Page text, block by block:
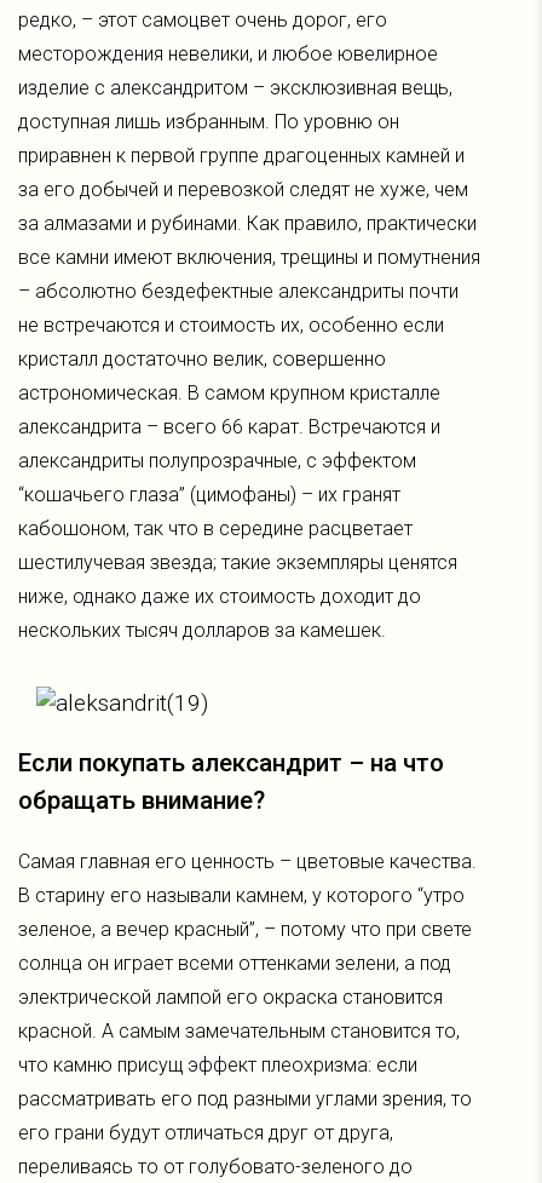
редко, – этот самоцвет очень дорог, его
месторождения невелики, и любое ювелирное
изделие с александритом – эксклюзивная вещь,
доступная лишь избранным. По уровню он
приравнен к первой группе драгоценных камней и
за его добычей и перевозкой следят не хуже, чем
за алмазами и рубинами. Как правило, практически
все камни имеют включения, трещины и помутнения
– абсолютно бездефектные александриты почти
не встречаются и стоимость их, особенно если
кристалл достаточно велик, совершенно
астрономическая. В самом крупном кристалле
александрита – всего 66 карат. Встречаются и
александриты полупрозрачные, с эффектом
“кошачьего глаза” (цимофаны) – их гранят
кабошоном, так что в середине расцветает
шестилучевая звезда; такие экземпляры ценятся
ниже, однако даже их стоимость доходит до
нескольких тысяч долларов за камешек.
Если покупать александрит – на что
обращать внимание?
Самая главная его ценность – цветовые качества.
В старину его называли камнем, у которого “утро
зеленое, а вечер красный”, – потому что при свете
солнца он играет всеми оттенками зелени, а под
электрической лампой его окраска становится
красной. А самым замечательным становится то,
что камню присущ эффект плеохризма: если
рассматривать его под разными углами зрения, то
его грани будут отличаться друг от друга,
переливаясь то от голубовато-зеленого до